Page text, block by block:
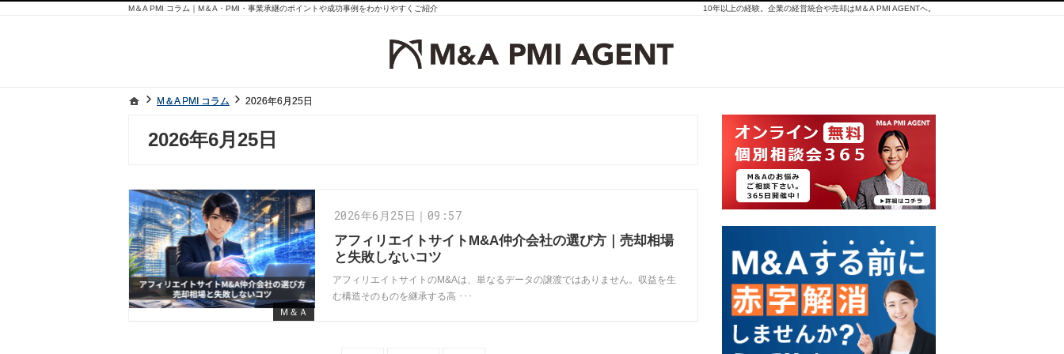
ホームM＆A PMI コラム 2026年6月25日
2026年6月25日
10年以上の経験。企業の経営統合や売却はM＆A PMI AGENTへ。
M＆A PMI コラム｜M＆A・PMI・事業承継のポイントや成功事例をわかりやすくご紹介
Ｍ＆Ａ
2026年6月25日｜09:57
アフィリエイトサイトM&A仲介会社の選び方｜売却相場
と失敗しないコツ
アフィリエイトサイトのM&Aは、単なるデータの譲渡ではありません。収益を生
む構造そのものを継承する高 ･･･
ホームM＆A PMI コラム 2026年6月25日